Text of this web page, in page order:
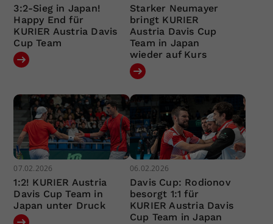
3:2-Sieg in Japan!
Happy End für
KURIER Austria Davis
Cup Team
Starker Neumayer
bringt KURIER
Austria Davis Cup
Team in Japan
wieder auf Kurs
07.02.2026
1:2! KURIER Austria
Davis Cup Team in
Japan unter Druck
06.02.2026
Davis Cup: Rodionov
besorgt 1:1 für
KURIER Austria Davis
Cup Team in Japan